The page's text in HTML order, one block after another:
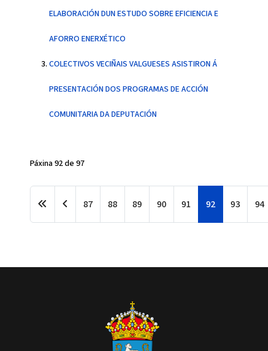
ELABORACIÓN DUN ESTUDO SOBRE EFICIENCIA E
AFORRO ENERXÉTICO
COLECTIVOS VECIÑAIS VALGUESES ASISTIRON Á
PRESENTACIÓN DOS PROGRAMAS DE ACCIÓN
COMUNITARIA DA DEPUTACIÓN
Páxina 92 de 97
87 88 89 90 91 92 93 94